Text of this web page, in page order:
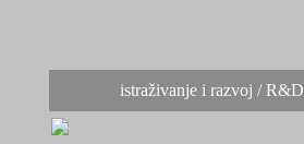
istraživanje i razvoj / R&D